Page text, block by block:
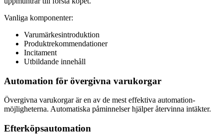
Vanliga komponenter:
Varumärkesintroduktion
Produktrekommendationer
Incitament
Utbildande innehåll
Automation för övergivna varukorgar
Övergivna varukorgar är en av de mest effektiva automation-
möjligheterna. Automatiska påminnelser hjälper återvinna intäkter.
Efterköpsautomation